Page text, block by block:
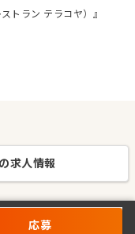
トラン テラコヤ）』
求人情報
応募